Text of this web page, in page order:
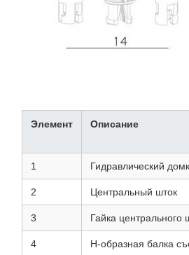
Элемент Описание
1 Гидравлический
2 Центральный шток
3 Гайка центрального
4 H-образная балка